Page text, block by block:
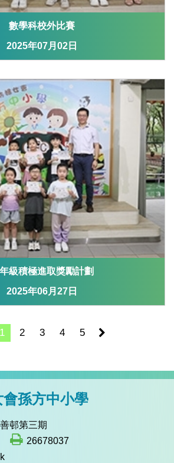
數學科校外比賽
2025年07月02日
級積極進取獎勵計劃
2025年06月27日
1 2 3 4 5
孫方中小學
邨第三期
26678037